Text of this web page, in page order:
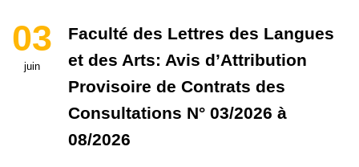
03
juin
Faculté des Lettres des Langues
et des Arts: Avis d’Attribution
Provisoire de Contrats des
Consultations N° 03/2026 à
08/2026